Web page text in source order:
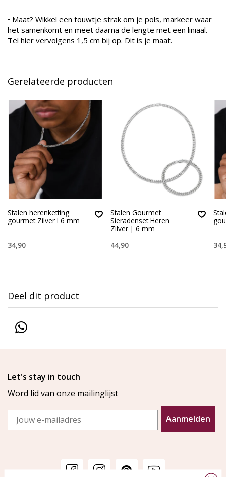
• Maat? Wikkel een touwtje strak om je pols, markeer waar
het samenkomt en meet daarna de lengte met een liniaal.
Tel hier vervolgens 1,5 cm bij op. Dit is je maat.
Gerelateerde producten
Stalen herenketting
gourmet Zilver I 6 mm
34,90
Stalen Gourmet
Sieradenset Heren
Zilver | 6 mm
44,90
Deel dit product
Let's stay in touch
Word lid van onze mailinglijst
Email
Aanmelden